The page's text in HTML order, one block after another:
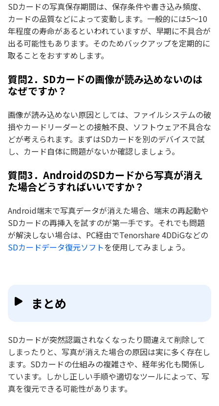
SDカードの写真保存期間は、保存条件や書き込み頻度、
カードの品質などによって変動します。一般的には5〜10
年程度の寿命があるといわれていますが、早期に不具合が
出る可能性もあります。そのためバックアップを定期的に
取ることをおすすめします。
質問2．SDカードの画像が読み込めないのは
なぜですか？
画像が読み込めない原因としては、ファイルシステムの破
損やカードリーダーとの接触不良、ソフトウェア不具合な
どが考えられます。まずはSDカードを別のデバイスで試
し、カード自体に問題がないか確認しましょう。
質問3．AndroidのSDカードから写真が消え
た場合どうすればいいですか？
Android端末で写真データが消えた場合、端末の再起動や
SDカードの再挿入を試すのが第一手です。それでも問題
が解決しない場合は、PC経由でTenorshare 4DDiGなどの
SDカードデータ復元ソフトを使用してみましょう。
まとめ
SDカードが突然認識されなくなったり間違えて削除して
しまったりと、写真が消えた場合の原因は実に多く存在し
ます。SDカードの仕組みの複雑さや、経年劣化も関係し
ています。しかし正しい手順や適切なツールによって、写
真を復元できる可能性があります。